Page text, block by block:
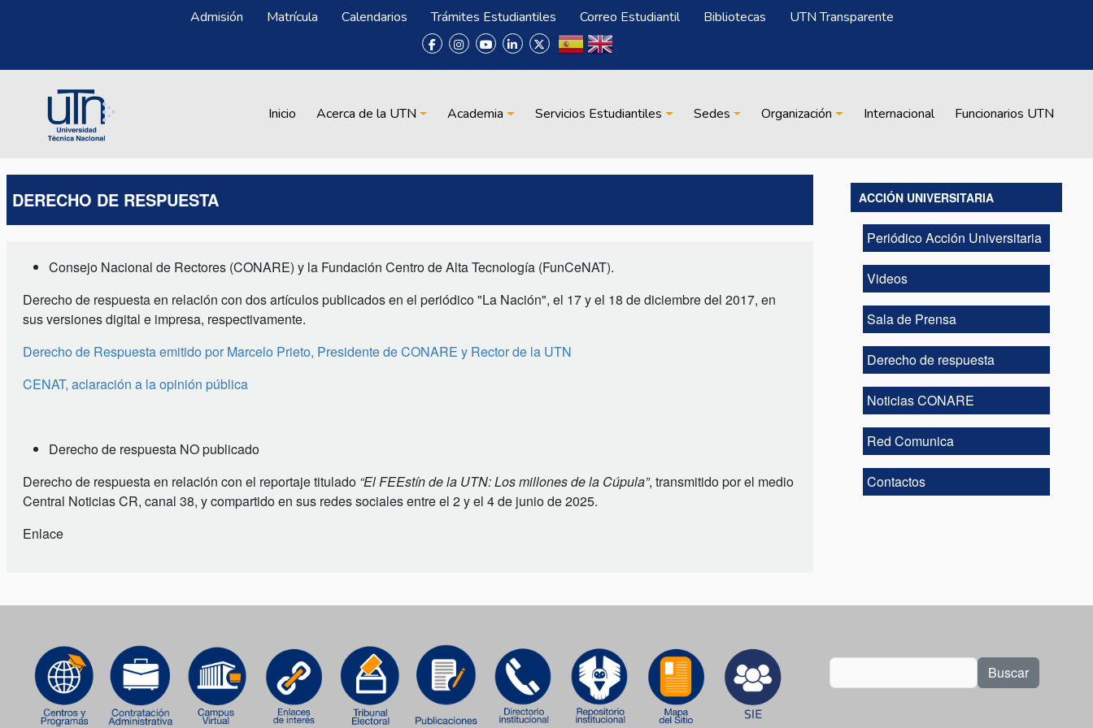
Menú Superior
Admisión Matrícula Calendarios Trámites Estudiantiles Correo Estudiantil Bibliotecas UTN Transparente
Main navigation
Inicio Acerca de la UTN Academia Servicios Estudiantiles Sedes Organización Internacional Funcionarios UTN
DERECHO DE RESPUESTA
Consejo Nacional de Rectores (CONARE) y la Fundación Centro de Alta Tecnología (FunCeNAT).
Derecho de respuesta en relación con dos artículos publicados en el periódico "La Nación", el 17 y el 18 de diciembre del 2017, en
sus versiones digital e impresa, respectivamente.
Derecho de Respuesta emitido por Marcelo Prieto, Presidente de CONARE y Rector de la UTN
CENAT, aclaración a la opinión pública
Derecho de respuesta NO publicado
Derecho de respuesta en relación con el reportaje titulado “El FEEstín de la UTN: Los millones de la Cúpula”, transmitido por el medio
Central Noticias CR, canal 38, y compartido en sus redes sociales entre el 2 y el 4 de junio de 2025.
Enlace
ACCIÓN UNIVERSITARIA
Periódico Acción Universitaria
Videos
Sala de Prensa
Derecho de respuesta
Noticias CONARE
Red Comunica
Contactos
Buscar